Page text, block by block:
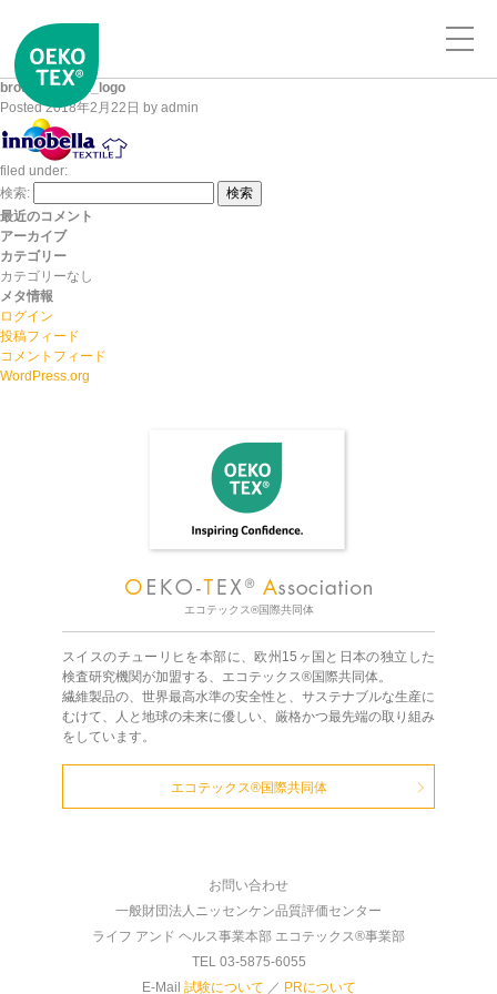
brother_brand_logo
Posted2018年2月22日 by admin
filed under:
検索:
検索
最近のコメント
アーカイブ
カテゴリー
カテゴリーなし
メタ情報
ログイン
投稿フィード
コメントフィード
WordPress.org
エコテックス®国際共同体
スイスのチューリヒを本部に、欧州15ヶ国と日本の独立した
検査研究機関が加盟する、エコテックス®国際共同体。
繊維製品の、世界最高水準の安全性と、サステナブルな生産に
むけて、人と地球の未来に優しい、厳格かつ最先端の取り組み
をしています。
エコテックス®国際共同体
お問い合わせ
一般財団法人ニッセンケン品質評価センター
ライフ アンド ヘルス事業本部 エコテックス®事業部
TEL 03-5875-6055
E-Mail 試験について ／ PRについて